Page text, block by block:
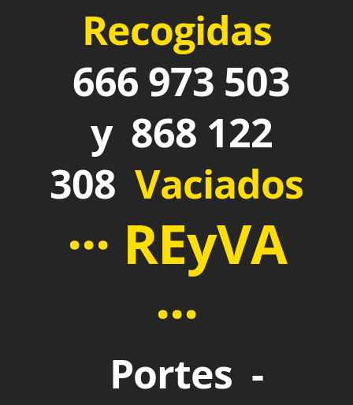
Recogidas
666 973 503
y 868 122
308 Vaciados
··· REyVA
···
Portes -